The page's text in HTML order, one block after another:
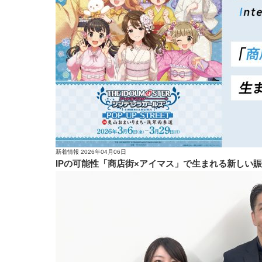
新着情報 2026年04月06日
IPの可能性「商店街×アイマス」で生まれる新しい